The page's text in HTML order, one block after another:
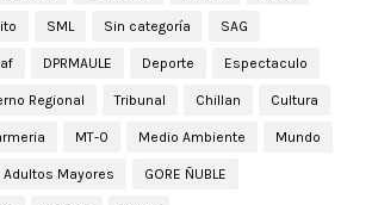
SML Sin categoría SAG
DPRMAULE Deporte Espectaculo
Regional Tribunal Chillan Cultura
MT-0 Medio Ambiente Mundo
Adultos Mayores GORE ÑUBLE